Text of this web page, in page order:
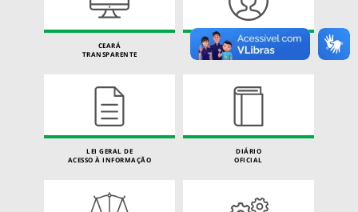
CEARÁ
TRANSPARENTE
CARTA DE SERVIÇOS
DO CIDADÃO
LEI GERAL DE
ACESSO À INFORMAÇÃO
DIÁRIO
OFICIAL